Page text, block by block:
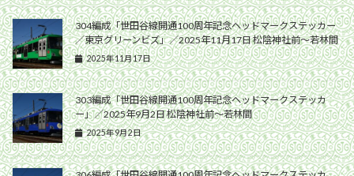
304編成「世田谷線開通100周年記念ヘッドマークステッカー
／東京グリーンビズ」／2025年11月17日 松陰神社前〜若林間
2025年11月17日
303編成「世田谷線開通100周年記念ヘッドマークステッカ
ー」／2025年9月2日 松陰神社前〜若林間
2025年9月2日